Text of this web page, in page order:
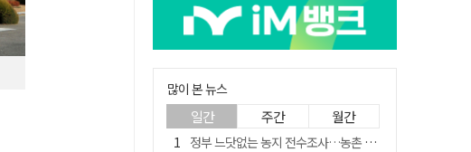
많이 본 뉴스
일간 주간 월간
정부 느닷없는 농지 전수조사…농촌 들쑤시는 '경자유전'의 칼날